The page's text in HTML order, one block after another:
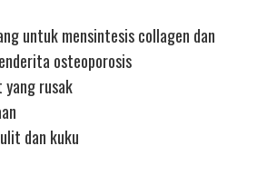
untuk mensintesis collagen dan
osteoporosis
rusak
dan kuku